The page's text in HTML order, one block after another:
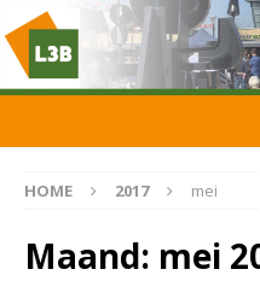
HOME 2017 mei
Maand: mei